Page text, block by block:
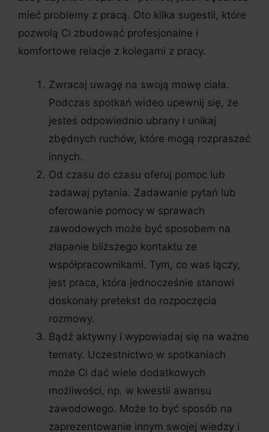
mieć problemy z pracą. Oto kilka sugestii, które
pozwolą Ci zbudować profesjonalne i
komfortowe relacje z kolegami z pracy.
Zwracaj uwagę na swoją mowę ciała.
Podczas spotkań wideo upewnij się, że
jesteś odpowiednio ubrany i unikaj
zbędnych ruchów, które mogą rozpraszać
innych.
Od czasu do czasu oferuj pomoc lub
zadawaj pytania. Zadawanie pytań lub
oferowanie pomocy w sprawach
zawodowych może być sposobem na
złapanie bliższego kontaktu ze
współpracownikami. Tym, co was łączy,
jest praca, która jednocześnie stanowi
doskonały pretekst do rozpoczęcia
rozmowy.
Bądź aktywny i wypowiadaj się na ważne
tematy. Uczestnictwo w spotkaniach
może Ci dać wiele dodatkowych
możliwości, np. w kwestii awansu
zawodowego. Może to być sposób na
zaprezentowanie innym swojej wiedzy i